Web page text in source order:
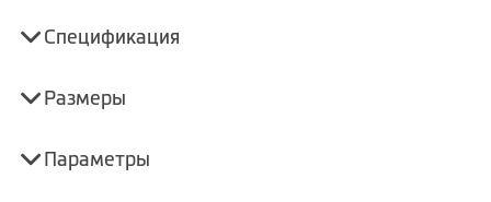
Спецификация
Размеры
Параметры